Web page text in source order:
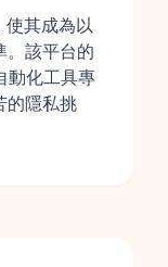
使其成為以
。該平台的
動化工具專
的隱私挑